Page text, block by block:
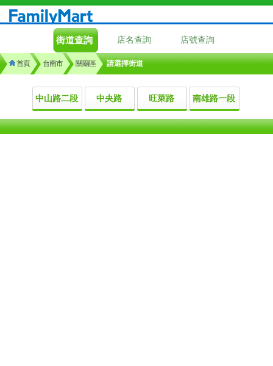
街道查詢 店名查詢 店號查詢
首頁 台南市 關廟區 請選擇街道
中山路二段 中央路 旺萊路 南雄路一段